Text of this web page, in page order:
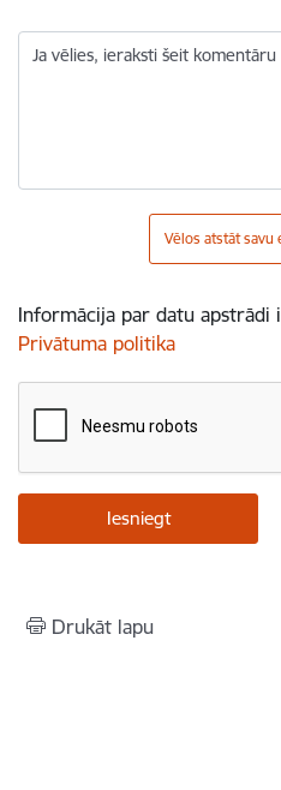
Ja vēlies, ieraksti šeit komentāru
Vēlos atstāt savu
Informācija par datu apstrādi
Privātuma politika
Drukāt lapu